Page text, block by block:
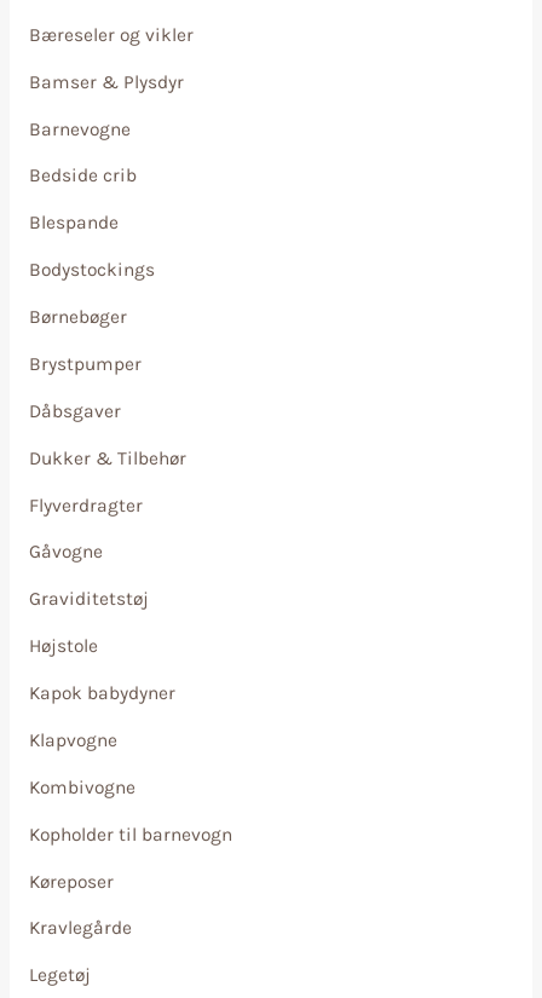
Bæreseler og vikler
Bamser & Plysdyr
Barnevogne
Bedside crib
Blespande
Bodystockings
Børnebøger
Brystpumper
Dåbsgaver
Dukker & Tilbehør
Flyverdragter
Gåvogne
Graviditetstøj
Højstole
Kapok babydyner
Klapvogne
Kombivogne
Kopholder til barnevogn
Køreposer
Kravlegårde
Legetøj